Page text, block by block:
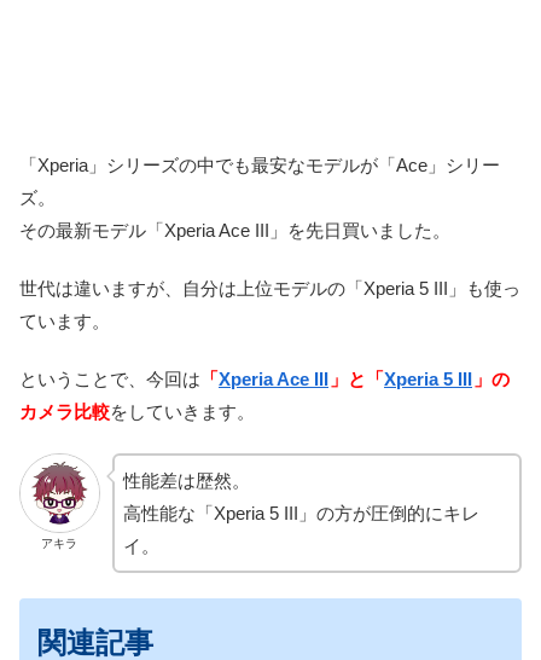
「Xperia」シリーズの中でも最安なモデルが「Ace」シリー
ズ。
その最新モデル「Xperia Ace III」を先日買いました。
世代は違いますが、自分は上位モデルの「Xperia 5 III」も使っ
ています。
ということで、今回は 「Xperia Ace III 」と「Xperia 5 III 」の
カメラ比較をしていきます。
アキラ
性能差は歴然。
高性能な「Xperia 5 III」の方が圧倒的にキレ
イ。
関連記事